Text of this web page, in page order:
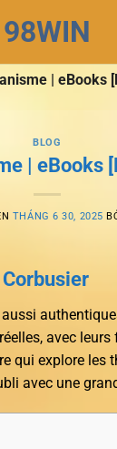
98WIN
| eBooks
BLOG
| eBooks
THÁNG 6 30, 2025
avec leurs
qui explore les
avec une